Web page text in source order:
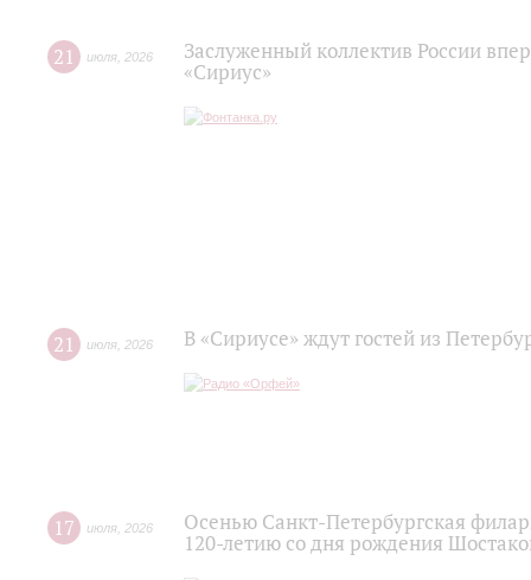
21 июля 2026
Заслуженный коллектив России
«Сириус»
21 июля 2026 В «Сириусе» ждут гостей из
17 июля 2026
Осенью Санкт-Петербургская
120‑летию со дня рождения